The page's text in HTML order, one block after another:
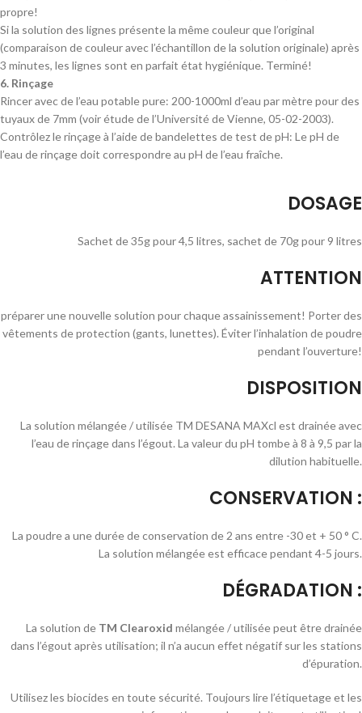
propre!
Si la solution des lignes présente la même couleur que l’original
(comparaison de couleur avec l’échantillon de la solution originale) après
3 minutes, les lignes sont en parfait état hygiénique. Terminé!
6. Rinçage
Rincer avec de l’eau potable pure: 200-1000ml d’eau par mètre pour des
tuyaux de 7mm (voir étude de l’Université de Vienne, 05-02-2003).
Contrôlez le rinçage à l’aide de bandelettes de test de pH: Le pH de
l’eau de rinçage doit correspondre au pH de l’eau fraîche.
DOSAGE
Sachet de 35g pour 4,5 litres, sachet de 70g pour 9 litres
ATTENTION
préparer une nouvelle solution pour chaque assainissement! Porter des
vêtements de protection (gants, lunettes). Éviter l’inhalation de poudre
pendant l’ouverture!
DISPOSITION
La solution mélangée / utilisée TM DESANA MAXcl est drainée avec
l’eau de rinçage dans l’égout. La valeur du pH tombe à 8 à 9,5 par la
dilution habituelle.
CONSERVATION :
La poudre a une durée de conservation de 2 ans entre -30 et + 50 ° C.
La solution mélangée est efficace pendant 4-5 jours.
DÉGRADATION :
La solution de TM Clearoxid mélangée / utilisée peut être drainée
dans l’égout après utilisation; il n’a aucun effet négatif sur les stations
d’épuration.
Utilisez les biocides en toute sécurité. Toujours lire l’étiquetage et les